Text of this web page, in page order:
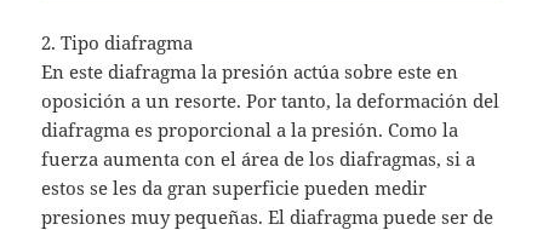
2. Tipo diafragma
En este diafragma la presión actúa sobre este en
oposición a un resorte. Por tanto, la deformación del
diafragma es proporcional a la presión. Como la
fuerza aumenta con el área de los diafragmas, si a
estos se les da gran superficie pueden medir
presiones muy pequeñas. El diafragma puede ser de